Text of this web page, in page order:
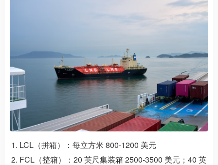
LCL（拼箱）：每立方米 800-1200 美元
FCL（整箱）：20 英尺集装箱 2500-3500 美元；40 英